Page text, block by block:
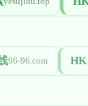
96-96.com HK